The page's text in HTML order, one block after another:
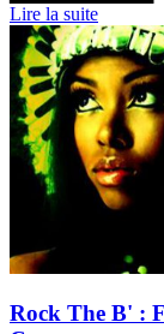
Lire la suite
Rock The B' :